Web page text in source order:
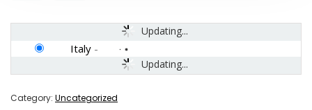
Updating...
Updating...
Italy -
Category: Uncategorized